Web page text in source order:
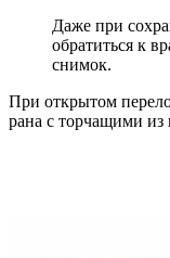
Даже при
обратиться к
снимок.
При открытом
рана с торчащими из